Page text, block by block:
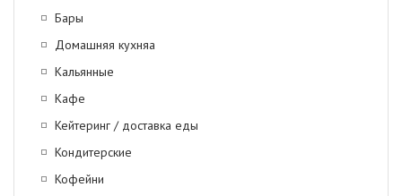
Бары
Домашняя кухняa
Кальянные
Кафе
Кейтеринг / доставка еды
Кондитерские
Кофейни